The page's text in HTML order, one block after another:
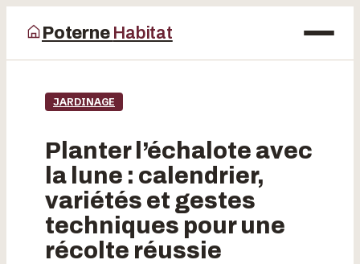
Poterne Habitat
Maison
Déco
Jardinage
JARDINAGE
Planter l’échalote avec
la lune : calendrier,
variétés et gestes
techniques pour une
récolte réussie